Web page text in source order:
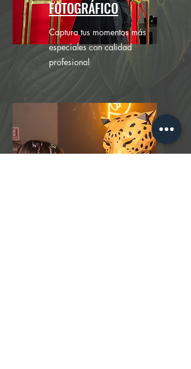
FOTOGRÁFICO
Captura tus momentos más
especiales con calidad
profesional